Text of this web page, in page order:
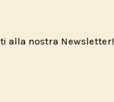
alla nostra Newsletter!